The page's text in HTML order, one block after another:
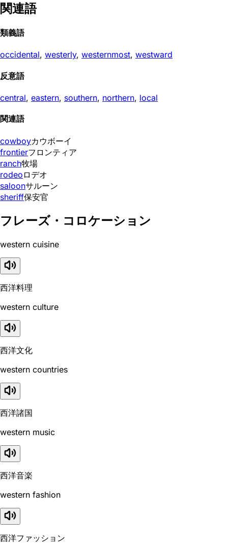
関連語
類義語
occidental, westerly, westernmost, westward
反意語
central, eastern, southern, northern, local
関連語
cowboyカウボーイ
frontierフロンティア
ranch牧場
rodeo ロデオ
saloonサルーン
sheriff保安官
フレーズ・コロケーション
western cuisine
西洋料理
western culture
西洋文化
western countries
西洋諸国
western music
西洋音楽
western fashion
西洋ファッション